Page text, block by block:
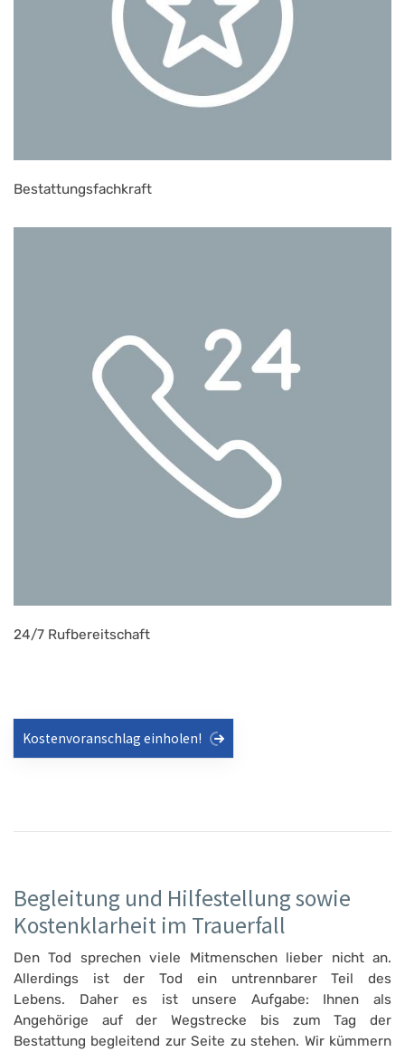
Bestattungsfachkraft
24/7 Rufbereitschaft
Kostenvoranschlag einholen!
Begleitung und Hilfestellung sowie
Kostenklarheit im Trauerfall
Den Tod sprechen viele Mitmenschen lieber nicht an.
Allerdings ist der Tod ein untrennbarer Teil des
Lebens. Daher es ist unsere Aufgabe: Ihnen als
Angehörige auf der Wegstrecke bis zum Tag der
Bestattung begleitend zur Seite zu stehen. Wir kümmern